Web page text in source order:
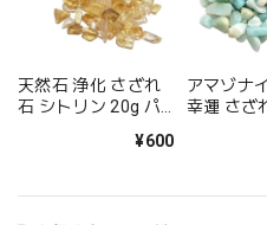
天然石 浄化 さざれ
石 シトリン 20g パ
金運 開運 幸運 ご縁
メール便 送料無料
¥600
アマゾナ
幸運 さざ
ュアル
守り メー